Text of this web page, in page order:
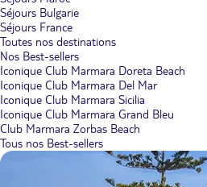
Séjours Bulgarie
Séjours France
Toutes nos destinations
Nos Best-sellers
Iconique Club Marmara Doreta Beach
Iconique Club Marmara Del Mar
Iconique Club Marmara Sicilia
Iconique Club Marmara Grand Bleu
Club Marmara Zorbas Beach
Tous nos Best-sellers